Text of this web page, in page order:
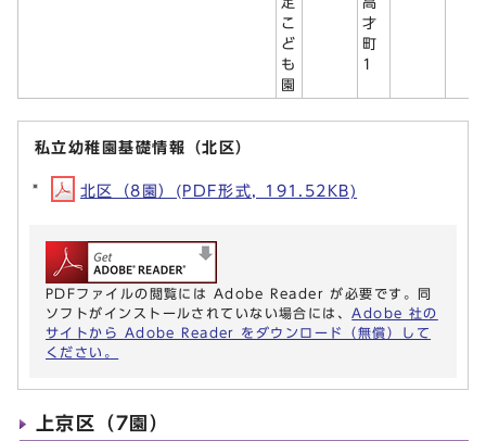
こ
ど
も
園
才
町
1
私立幼稚園基礎情報（北区）
北区（8園）(PDF形式, 191.52KB)
PDFファイルの閲覧には Adobe Reader が必要です。同
ソフトがインストールされていない場合には、 Adobe 社の
サイトから Adobe Reader をダウンロード（無償）して
ください。
上京区（7園）